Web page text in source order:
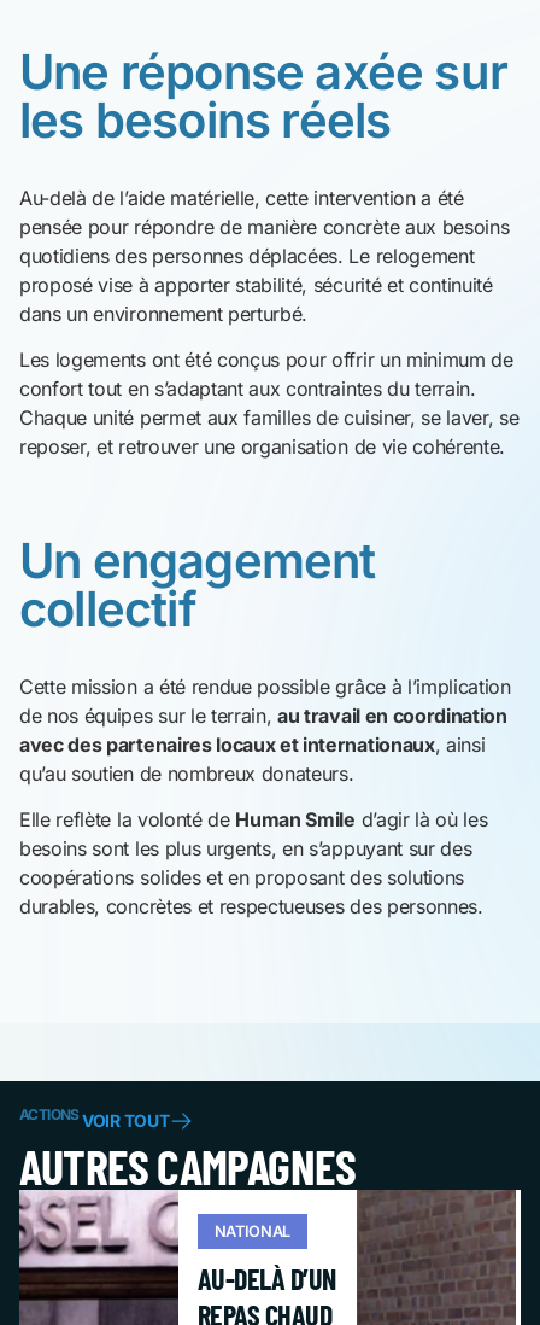
Une réponse axée sur
les besoins réels
Au-delà de l’aide matérielle, cette intervention a été
pensée pour répondre de manière concrète aux besoins
quotidiens des personnes déplacées. Le relogement
proposé vise à apporter stabilité, sécurité et continuité
dans un environnement perturbé.
Les logements ont été conçus pour offrir un minimum de
confort tout en s’adaptant aux contraintes du terrain.
Chaque unité permet aux familles de cuisiner, se laver, se
reposer, et retrouver une organisation de vie cohérente.
Un engagement
collectif
Cette mission a été rendue possible grâce à l’implication
de nos équipes sur le terrain,au travail en coordination
avec des partenaires locaux et internationaux, ainsi
qu’au soutien de nombreux donateurs.
Elle reflète la volonté de Human Smile d’agir là où les
besoins sont les plus urgents, en s’appuyant sur des
coopérations solides et en proposant des solutions
durables, concrètes et respectueuses des personnes.
ACTIONSVOIR TOUT
AUTRES CAMPAGNES
NATIONAL
AU-DELÀ D’UN
REPAS CHAUD